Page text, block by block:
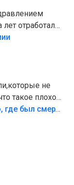
отработали
не
такое плохо!
же
«Попал на пику»: СК показал место, где был смертельно травмирован ребенок в Тольятти